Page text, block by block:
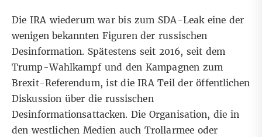
Die IRA wiederum war bis zum SDA-Leak eine der
wenigen bekannten Figuren der russischen
Desinformation. Spätestens seit 2016, seit dem
Trump-Wahlkampf und den Kampagnen zum
Brexit-Referendum, ist die IRA Teil der öffentlichen
Diskussion über die russischen
Desinformationsattacken. Die Organisation, die in
den westlichen Medien auch Trollarmee oder